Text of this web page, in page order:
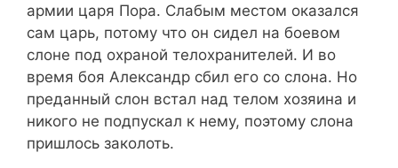
армии царя Пора. Слабым местом оказался
сам царь, потому что он сидел на боевом
слоне под охраной телохранителей. И во
время боя Александр сбил его со слона. Но
преданный слон встал над телом хозяина и
никого не подпускал к нему, поэтому слона
пришлось заколоть.